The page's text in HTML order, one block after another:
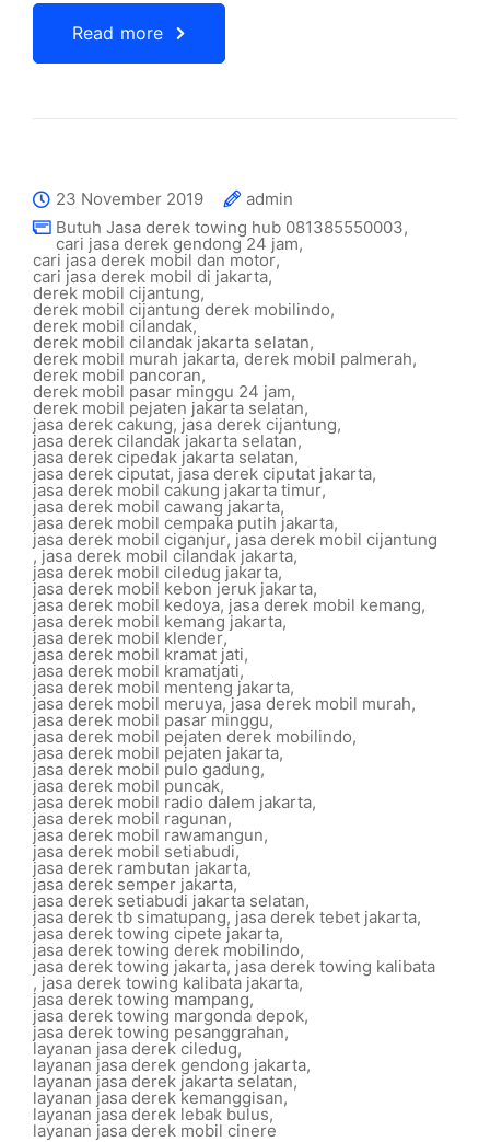
Read more
23 November 2019
admin
Butuh Jasa derek towing hub 081385550003,
cari jasa derek gendong 24 jam,
cari jasa derek mobil dan motor,
cari jasa derek mobil di jakarta,
derek mobil cijantung,
derek mobil cijantung derek mobilindo,
derek mobil cilandak,
derek mobil cilandak jakarta selatan,
derek mobil murah jakarta, derek mobil palmerah,
derek mobil pancoran,
derek mobil pasar minggu 24 jam,
derek mobil pejaten jakarta selatan,
jasa derek cakung, jasa derek cijantung,
jasa derek cilandak jakarta selatan,
jasa derek cipedak jakarta selatan,
jasa derek ciputat, jasa derek ciputat jakarta,
jasa derek mobil cakung jakarta timur,
jasa derek mobil cawang jakarta,
jasa derek mobil cempaka putih jakarta,
jasa derek mobil ciganjur, jasa derek mobil cijantung
, jasa derek mobil cilandak jakarta,
jasa derek mobil ciledug jakarta,
jasa derek mobil kebon jeruk jakarta,
jasa derek mobil kedoya, jasa derek mobil kemang,
jasa derek mobil kemang jakarta,
jasa derek mobil klender,
jasa derek mobil kramat jati,
jasa derek mobil kramatjati,
jasa derek mobil menteng jakarta,
jasa derek mobil meruya,jasa derek mobil murah,
jasa derek mobil pasar minggu,
jasa derek mobil pejaten derek mobilindo,
jasa derek mobil pejaten jakarta,
jasa derek mobil pulo gadung,
jasa derek mobil puncak,
jasa derek mobil radio dalem jakarta,
jasa derek mobil ragunan,
jasa derek mobil rawamangun,
jasa derek mobil setiabudi,
jasa derek rambutan jakarta,
jasa derek semper jakarta,
jasa derek setiabudi jakarta selatan,
jasa derek tb simatupang, jasa derek tebet jakarta,
jasa derek towing cipete jakarta,
jasa derek towing derek mobilindo,
jasa derek towing jakarta, jasa derek towing kalibata
, jasa derek towing kalibata jakarta,
jasa derek towing mampang,
jasa derek towing margonda depok,
jasa derek towing pesanggrahan,
layanan jasa derek ciledug,
layanan jasa derek gendong jakarta,
layanan jasa derek jakarta selatan,
layanan jasa derek kemanggisan,
layanan jasa derek lebak bulus,
layanan jasa derek mobil cinere